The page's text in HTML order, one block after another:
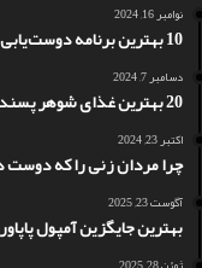
نوامبر 16, 2024
10 بهترین برنامه دوست‌یابی در ایران رایگان+ نکات و آمار جالب
دسامبر 7, 2024
20 بهترین غذای شوهر پسند برای بدست آوردن دل شوهر
اکتبر 23, 2024
چرا مردان زنی را که
آگوست 23, 2025
بهترین جایگزین آمپول